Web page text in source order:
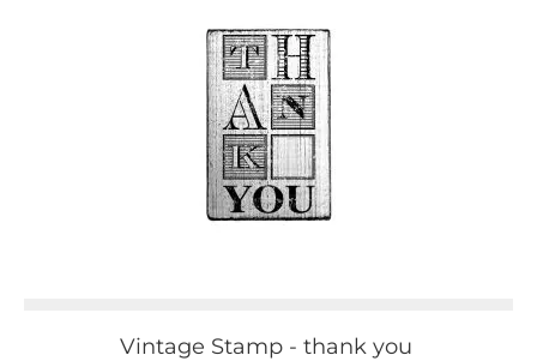
Vintage Stamp - thank you